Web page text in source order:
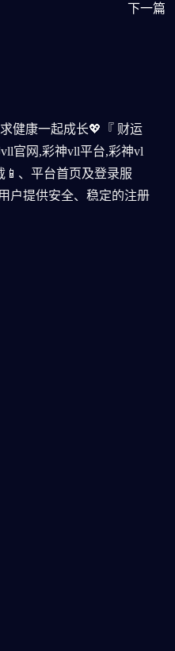
下一篇
健康一起成长💖『 财运
官网,彩神vll平台,彩神vl
📱、平台首页及登录服
户提供安全、稳定的注册